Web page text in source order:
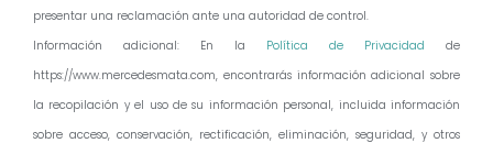
presentar una reclamación ante una autoridad de control.
Información adicional: En la Política de Privacidad de
https://www.mercedesmata.com, encontrarás información adicional sobre
la recopilación y el uso de su información personal, incluida información
sobre acceso, conservación, rectificación, eliminación, seguridad, y otros